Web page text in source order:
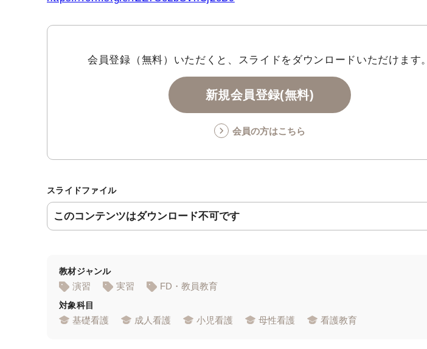
会員登録（無料）いただくと、スライドをダウンロードいただけます。
新規会員登録(無料)
会員の方はこちら
スライドファイル
このコンテンツはダウンロード不可です
教材ジャンル
演習 実習 FD・教員教育
対象科目
基礎看護 成人看護 小児看護 母性看護 看護教育